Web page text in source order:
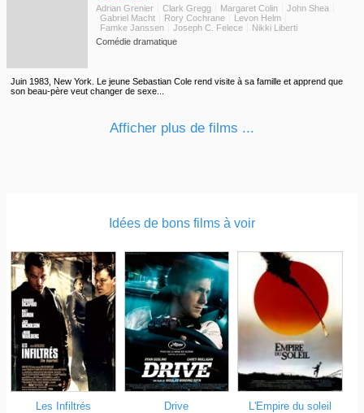
Adrian Grenier
Clark Gregg Margaret Colin
John Shea
Gabriel Macht
Rory Cochrane
Levon Helm
Famke Janssen
Joseph C. Felece
Nikki Liberti
Comédie dramatique
Juin 1983, New York. Le jeune Sebastian Cole rend visite à sa famille et apprend que
son beau-père veut changer de sexe...
Afficher plus de films ...
Idées de bons films à voir
Les Infiltrés Drive L'Empire du soleil